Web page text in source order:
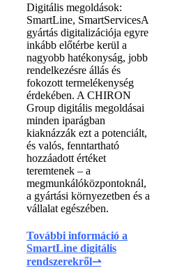
Digitális megoldások:
SmartLine, SmartServicesA
gyártás digitalizációja egyre
inkább előtérbe kerül a
nagyobb hatékonyság, jobb
rendelkezésre állás és
fokozott termelékenység
érdekében. A CHIRON
Group digitális megoldásai
minden iparágban
kiaknázzák ezt a potenciált,
és valós, fenntartható
hozzáadott értéket
teremtenek – a
megmunkálóközpontoknál,
a gyártási környezetben és a
vállalat egészében.
További információ a
SmartLine digitális
rendszerekről⇀